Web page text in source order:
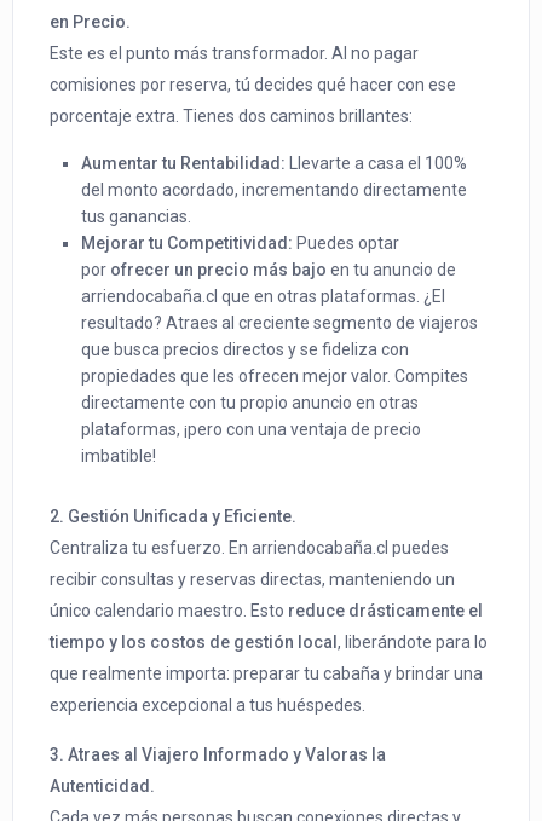
en Precio.
Este es el punto más transformador. Al no pagar
comisiones por reserva, tú decides qué hacer con ese
porcentaje extra. Tienes dos caminos brillantes:
Aumentar tu Rentabilidad: Llevarte a casa el 100%
del monto acordado, incrementando directamente
tus ganancias.
Mejorar tu Competitividad: Puedes optar
por ofrecer un precio más bajo en tu anuncio de
arriendocabaña.cl que en otras plataformas. ¿El
resultado? Atraes al creciente segmento de viajeros
que busca precios directos y se fideliza con
propiedades que les ofrecen mejor valor. Compites
directamente con tu propio anuncio en otras
plataformas, ¡pero con una ventaja de precio
imbatible!
2. Gestión Unificada y Eficiente.
Centraliza tu esfuerzo. En arriendocabaña.cl puedes
recibir consultas y reservas directas, manteniendo un
único calendario maestro. Esto reduce drásticamente el
tiempo y los costos de gestión local, liberándote para lo
que realmente importa: preparar tu cabaña y brindar una
experiencia excepcional a tus huéspedes.
3. Atraes al Viajero Informado y Valoras la
Autenticidad.
Cada vez más personas buscan conexiones directas y